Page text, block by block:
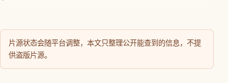
片源状态会随平台调整，本文只整理公开能查到的信息，不提
供盗版片源。